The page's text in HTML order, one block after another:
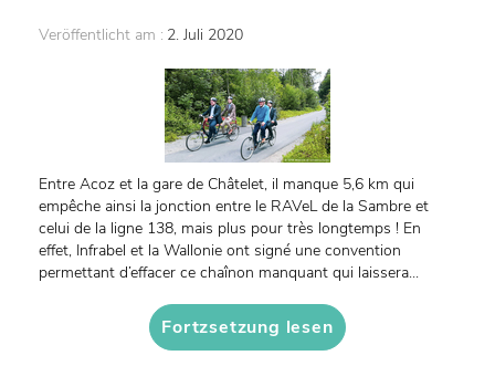
Veröffentlicht am : 2. Juli 2020
Entre Acoz et la gare de Châtelet, il manque 5,6 km qui
empêche ainsi la jonction entre le RAVeL de la Sambre et
celui de la ligne 138, mais plus pour très longtemps ! En
effet, Infrabel et la Wallonie ont signé une convention
permettant d’effacer ce chaînon manquant qui laissera...
Fortzsetzung lesen